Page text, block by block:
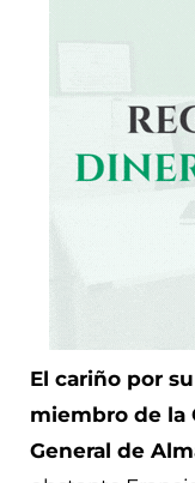
El cariño por
miembro de la
General de